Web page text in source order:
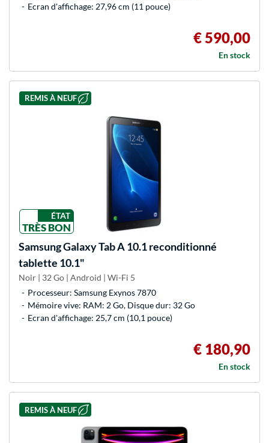
Ecran d'affichage: 27,96 cm (11 pouce)
€ 590,00
En stock
REMIS À NEUF
ÉTAT
TRÈS BON
SamsungGalaxy Tab A 10.1 reconditionné
tablette 10.1"
Noir | 32 Go | Android | Wi-Fi 5
Processeur: Samsung Exynos 7870
Mémoire vive: RAM: 2 Go, Disque dur: 32 Go
Ecran d'affichage: 25,7 cm (10,1 pouce)
€ 180,90
En stock
REMIS À NEUF